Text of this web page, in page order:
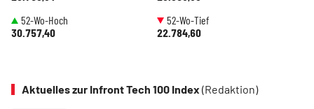
52-Wo-Hoch
30.757,40
52-Wo-Tief
22.784,60
Aktuelles zur Infront Tech 100 Index (Redaktion)